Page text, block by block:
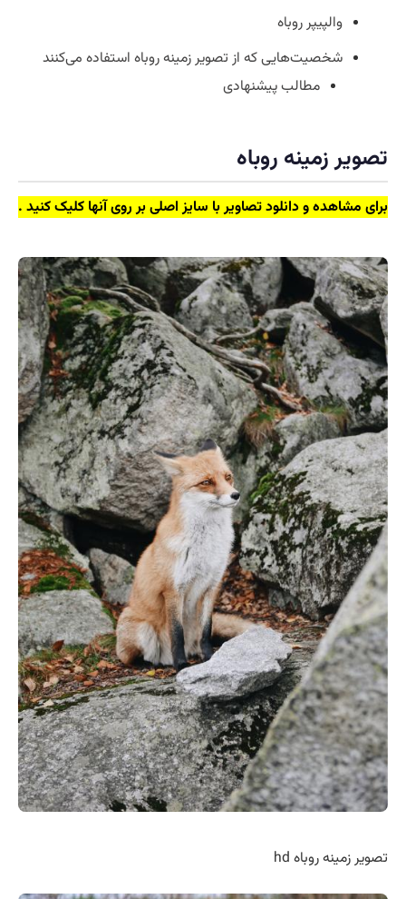
والپیپر روباه
شخصیت‌هایی که از تصویر زمینه روباه استفاده می‌کنند
مطالب پیشنهادی
تصویر زمینه روباه
برای مشاهده و دانلود تصاویر با سایز اصلی بر روی آنها کلیک کنید .
تصویر زمینه روباه hd